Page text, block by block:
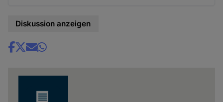
Diskussion anzeigen
Share